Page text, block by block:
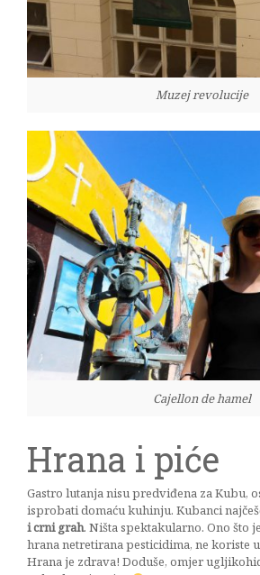
Muzej revolucije
Cajellon de hamel
Hrana i piće
Gastro lutanja nisu predviđena za Kubu,
isprobati domaću kuhinju. Kubanci
i crni grah. Ništa spektakularno. Ono što
hrana netretirana pesticidima, ne koriste
Hrana je zdrava! Doduše, omjer